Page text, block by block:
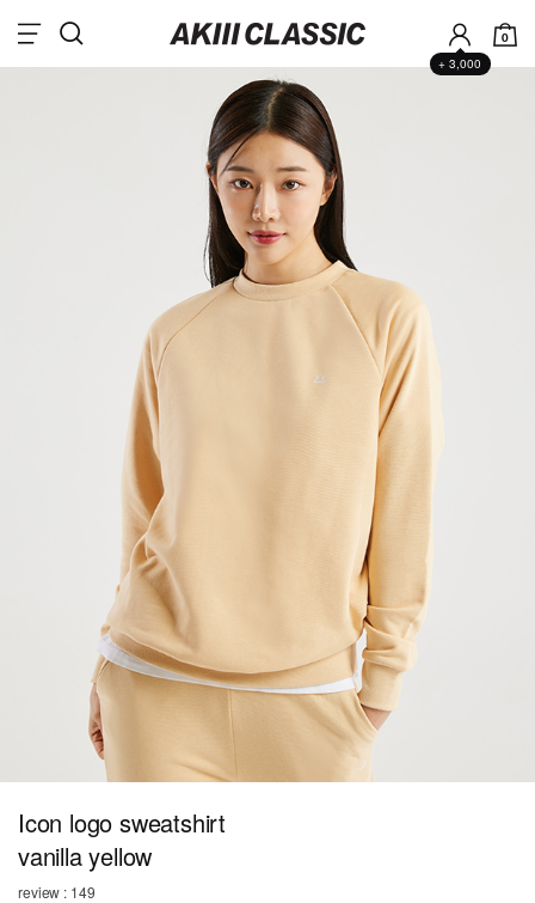
+ 3,000
0
Icon logo sweatshirt
vanilla yellow
review : 149